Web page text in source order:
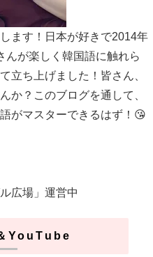
ます！日本が好きで2014年
んが楽しく韓国語に触れら
立ち上げました！皆さん、
か？このブログを通して、
がマスターできるはず！😘
広場」運営中
YouTube